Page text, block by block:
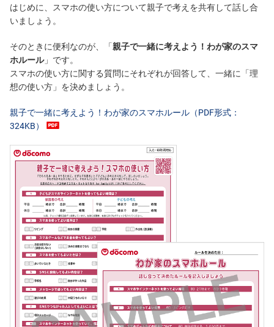
はじめに、スマホの使い方について親子で考えを共有して話し合
いましょう。
そのときに便利なのが、「親子で一緒に考えよう！わが家のスマ
ホルール」です。
スマホの使い方に関する質問にそれぞれが回答して、一緒に「理
想の使い方」を決めましょう。
親子で一緒に考えよう！わが家のスマホルール（PDF形式：
324KB）